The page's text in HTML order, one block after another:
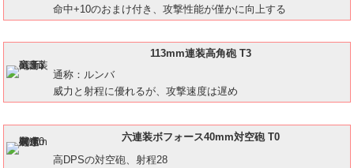
命中+10のおまけ付き、攻撃性能が僅かに向上する
113mm連装高角砲 T3
通称：ルンバ
威力と射程に優れるが、攻撃速度は遅め
六連装ボフォース40mm対空砲 T0
高DPSの対空砲、射程28